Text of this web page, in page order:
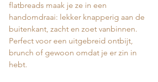
flatbreads maak je ze in een
handomdraai: lekker knapperig aan de
buitenkant, zacht en zoet vanbinnen.
Perfect voor een uitgebreid ontbijt,
brunch of gewoon omdat je er zin in
hebt.